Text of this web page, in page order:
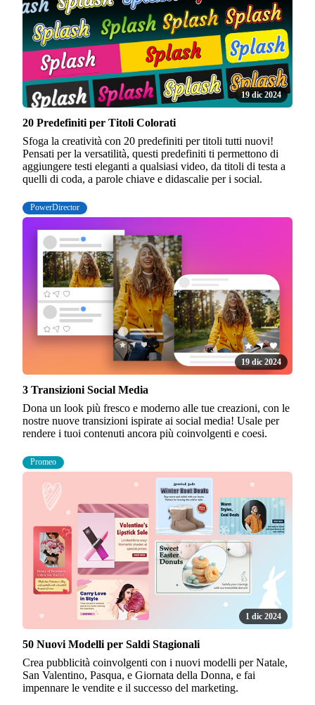
19 dic 2024
20 Predefiniti per Titoli Colorati
Sfoga la creatività con 20 predefiniti per titoli tutti nuovi!
Pensati per la versatilità, questi predefiniti ti permettono di
aggiungere testi eleganti a qualsiasi video, da titoli di testa a
quelli di coda, a parole chiave e didascalie per i social.
PowerDirector
19 dic 2024
3 Transizioni Social Media
Dona un look più fresco e moderno alle tue creazioni, con le
nostre nuove transizioni ispirate ai social media! Usale per
rendere i tuoi contenuti ancora più coinvolgenti e coesi.
Promeo
1 dic 2024
50 Nuovi Modelli per Saldi Stagionali
Crea pubblicità coinvolgenti con i nuovi modelli per Natale,
San Valentino, Pasqua, e Giornata della Donna, e fai
impennare le vendite e il successo del marketing.